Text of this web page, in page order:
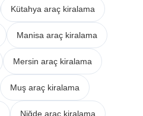
Kütahya araç kiralama
Manisa araç kiralama
Mersin araç kiralama
Muş araç kiralama
Niğde araç kiralama